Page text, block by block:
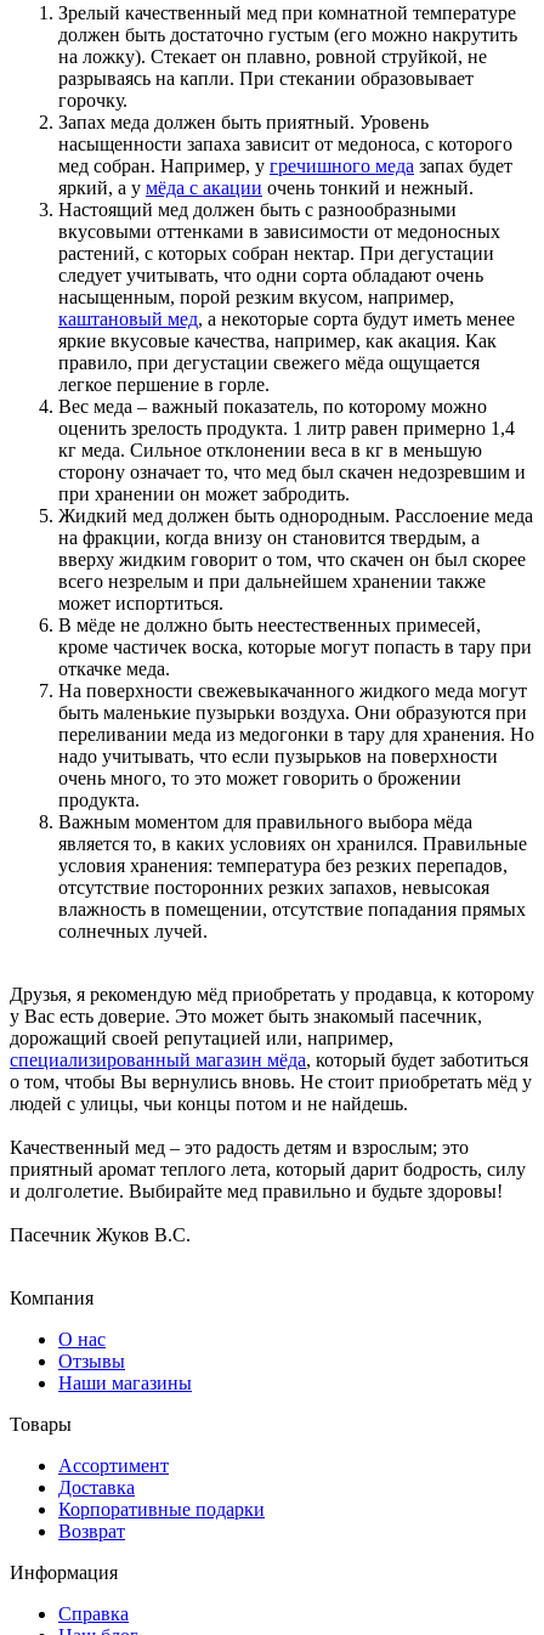
Зрелый качественный мед при комнатной температуре
должен быть достаточно густым (его можно накрутить
на ложку). Стекает он плавно, ровной струйкой, не
разрываясь на капли. При стекании образовывает
горочку.
Запах меда должен быть приятный. Уровень
насыщенности запаха зависит от медоноса, с которого
мед собран. Например, у гречишного меда запах будет
яркий, а у мёда с акации очень тонкий и нежный.
Настоящий мед должен быть с разнообразными
вкусовыми оттенками в зависимости от медоносных
растений, с которых собран нектар. При дегустации
следует учитывать, что одни сорта обладают очень
насыщенным, порой резким вкусом, например,
каштановый мед, а некоторые сорта будут иметь менее
яркие вкусовые качества, например, как акация. Как
правило, при дегустации свежего мёда ощущается
легкое першение в горле.
Вес меда – важный показатель, по которому можно
оценить зрелость продукта. 1 литр равен примерно 1,4
кг меда. Сильное отклонении веса в кг в меньшую
сторону означает то, что мед был скачен недозревшим и
при хранении он может забродить.
Жидкий мед должен быть однородным. Расслоение меда
на фракции, когда внизу он становится твердым, а
вверху жидким говорит о том, что скачен он был скорее
всего незрелым и при дальнейшем хранении также
может испортиться.
В мёде не должно быть неестественных примесей,
кроме частичек воска, которые могут попасть в тару при
откачке меда.
На поверхности свежевыкачанного жидкого меда могут
быть маленькие пузырьки воздуха. Они образуются при
переливании меда из медогонки в тару для хранения. Но
надо учитывать, что если пузырьков на поверхности
очень много, то это может говорить о брожении
продукта.
Важным моментом для правильного выбора мёда
является то, в каких условиях он хранился. Правильные
условия хранения: температура без резких перепадов,
отсутствие посторонних резких запахов, невысокая
влажность в помещении, отсутствие попадания прямых
солнечных лучей.
Друзья, я рекомендую мёд приобретать у продавца, к которому
у Вас есть доверие. Это может быть знакомый пасечник,
дорожащий своей репутацией или, например,
специализированный магазин мёда, который будет заботиться
о том, чтобы Вы вернулись вновь. Не стоит приобретать мёд у
людей с улицы, чьи концы потом и не найдешь.
Качественный мед – это радость детям и взрослым; это
приятный аромат теплого лета, который дарит бодрость, силу
и долголетие. Выбирайте мед правильно и будьте здоровы!
Пасечник Жуков В.С.
Компания
О нас
Отзывы
Наши магазины
Товары
Ассортимент
Доставка
Корпоративные подарки
Возврат
Информация
Справка